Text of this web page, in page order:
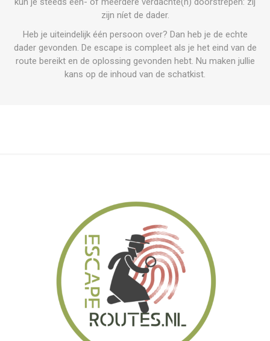
zijn níet de dader.
Heb je uiteindelijk één persoon over? Dan heb je de echte
dader gevonden. De escape is compleet als je het eind van de
route bereikt en de oplossing gevonden hebt. Nu maken jullie
kans op de inhoud van de schatkist.